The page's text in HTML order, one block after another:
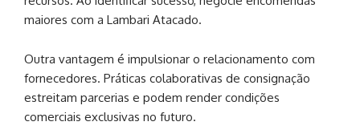
maiores com a Lambari Atacado.
Outra vantagem é impulsionar o relacionamento com
fornecedores. Práticas colaborativas de consignação
estreitam parcerias e podem render condições
comerciais exclusivas no futuro.